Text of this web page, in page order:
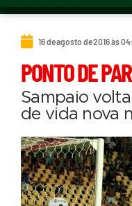
16 de agosto de 2016 às
PONTO DE
Sampaio
de vida nova